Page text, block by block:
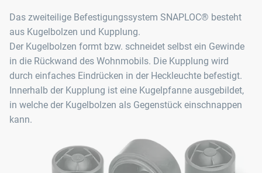
Das zweiteilige Befestigungssystem SNAPLOC® besteht
aus Kugelbolzen und Kupplung.
Der Kugelbolzen formt bzw. schneidet selbst ein Gewinde
in die Rückwand des Wohnmobils. Die Kupplung wird
durch einfaches Eindrücken in der Heckleuchte befestigt.
Innerhalb der Kupplung ist eine Kugelpfanne ausgebildet,
in welche der Kugelbolzen als Gegenstück einschnappen
kann.